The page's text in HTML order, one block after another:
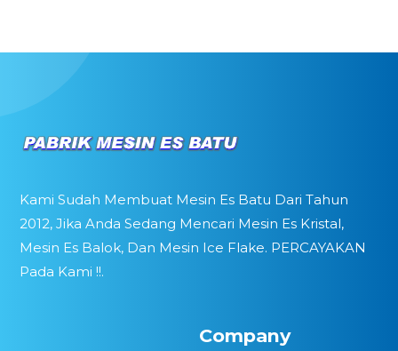
Kami Sudah Membuat Mesin Es Batu Dari Tahun
2012, Jika Anda Sedang Mencari Mesin Es Kristal,
Mesin Es Balok, Dan Mesin Ice Flake. PERCAYAKAN
Pada Kami !!.
Company